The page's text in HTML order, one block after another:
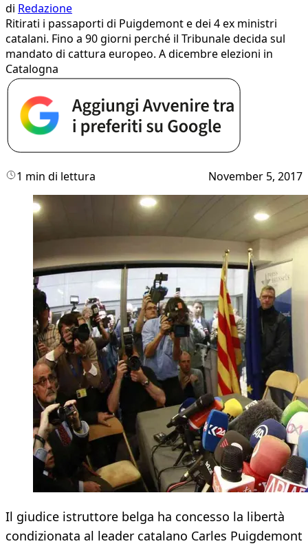
di Redazione
Ritirati i passaporti di Puigdemont e dei 4 ex ministri
catalani. Fino a 90 giorni perché il Tribunale decida sul
mandato di cattura europeo. A dicembre elezioni in
Catalogna
1 min di lettura November 5, 2017
Il giudice istruttore belga ha concesso la libertà
condizionata al leader catalano Carles Puigdemont